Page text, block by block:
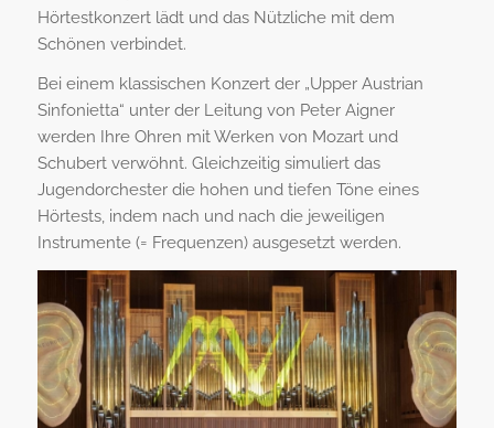
Hörtestkonzert lädt und das Nützliche mit dem
Schönen verbindet.
Bei einem klassischen Konzert der „Upper Austrian
Sinfonietta“ unter der Leitung von Peter Aigner
werden Ihre Ohren mit Werken von Mozart und
Schubert verwöhnt. Gleichzeitig simuliert das
Jugendorchester die hohen und tiefen Töne eines
Hörtests, indem nach und nach die jeweiligen
Instrumente (= Frequenzen) ausgesetzt werden.